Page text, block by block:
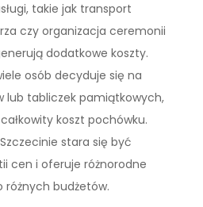
takie jak transport
czy organizacja ceremonii
dodatkowe koszty.
osób decyduje się na
lub tabliczek pamiątkowych,
koszt pochówku.
stara się być
cen i oferuje różnorodne
budżetów.